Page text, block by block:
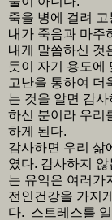
죽을 병에 걸려
내가 죽음과 마주
내게 말씀하신 것
듯이 자기 용도에
고난을 통하여 더
는 것을 알면 감
하신 분이라 우리
하게 된다.
감사하면 우리 삶
였다. 감사하지
는 유익은 여러가
전인건강을 가지
다. 스트레스를